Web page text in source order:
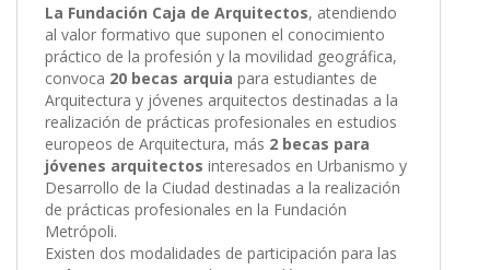
La Fundación Caja de Arquitectos, atendiendo
al valor formativo que suponen el conocimiento
práctico de la profesión y la movilidad geográfica,
convoca 20 becas arquia para estudiantes de
Arquitectura y jóvenes arquitectos destinadas a la
realización de prácticas profesionales en estudios
europeos de Arquitectura, más 2 becas para
jóvenes arquitectos interesados en Urbanismo y
Desarrollo de la Ciudad destinadas a la realización
de prácticas profesionales en la Fundación
Metrópoli.
Existen dos modalidades de participación para las